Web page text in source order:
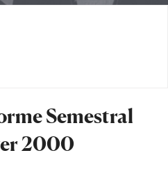
Semestral
2000